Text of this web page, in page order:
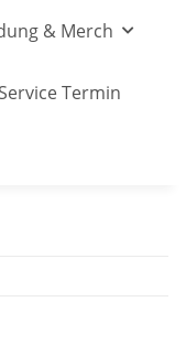
& Merch
Service Termin